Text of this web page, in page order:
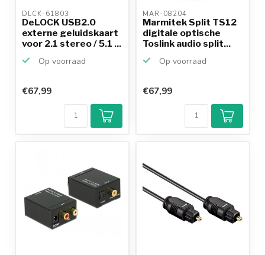
DLCK-61803
DeLOCK USB2.0
externe geluidskaart
voor 2.1 stereo / 5.1 ...
Op voorraad
€67,99
MAR-08204
Marmitek Split TS12
digitale optische
Toslink audio split...
Op voorraad
€67,99